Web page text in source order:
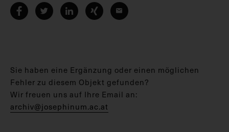
Sie haben eine Ergänzung oder einen möglichen
Fehler zu diesem Objekt gefunden?
Wir freuen uns auf Ihre Email an:
archiv@josephinum.ac.at